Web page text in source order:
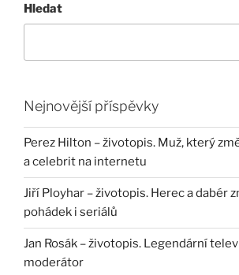
Hledat
Nejnovější příspěvky
Perez Hilton – životopis. Muž, který
a celebrit na internetu
Jiří Ployhar – životopis. Herec a dabér
pohádek i seriálů
Jan Rosák – životopis. Legendární
moderátor